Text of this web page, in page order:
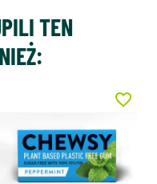
TEN
favorite_border